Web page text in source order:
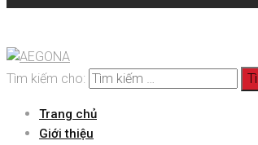
Tìm kiếm cho:
Trang chủ
Giới thiệu